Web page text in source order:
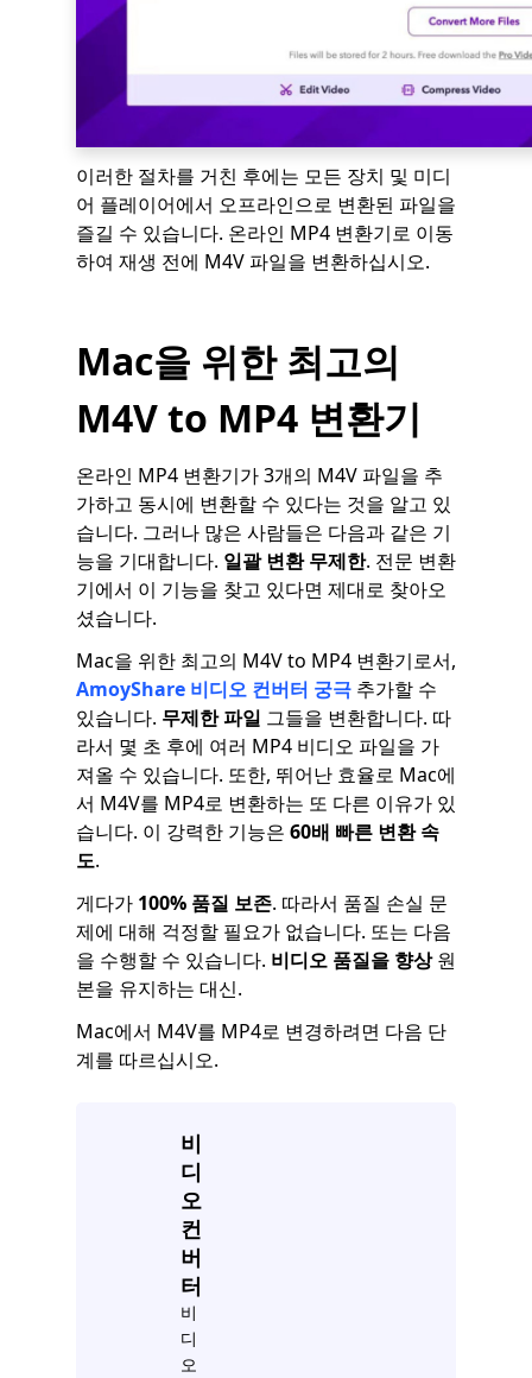
이러한 절차를 거친 후에는 모든 장치 및 미디
어 플레이어에서 오프라인으로 변환된 파일을
즐길 수 있습니다. 온라인 MP4 변환기로 이동
하여 재생 전에 M4V 파일을 변환하십시오.
Mac을 위한 최고의
M4V to MP4 변환기
온라인 MP4 변환기가 3개의 M4V 파일을 추
가하고 동시에 변환할 수 있다는 것을 알고 있
습니다. 그러나 많은 사람들은 다음과 같은 기
능을 기대합니다. 일괄 변환 무제한. 전문 변환
기에서 이 기능을 찾고 있다면 제대로 찾아오
셨습니다.
Mac을 위한 최고의 M4V to MP4 변환기로서,
AmoyShare 비디오 컨버터 궁극 추가할 수
있습니다. 무제한 파일 그들을 변환합니다. 따
라서 몇 초 후에 여러 MP4 비디오 파일을 가
져올 수 있습니다. 또한, 뛰어난 효율로 Mac에
서 M4V를 MP4로 변환하는 또 다른 이유가 있
습니다. 이 강력한 기능은 60배 빠른 변환 속
도.
게다가 100% 품질 보존. 따라서 품질 손실 문
제에 대해 걱정할 필요가 없습니다. 또는 다음
을 수행할 수 있습니다. 비디오 품질을 향상원
본을 유지하는 대신.
Mac에서 M4V를 MP4로 변경하려면 다음 단
계를 따르십시오.
비
디
오
컨
버
터
비
디
오